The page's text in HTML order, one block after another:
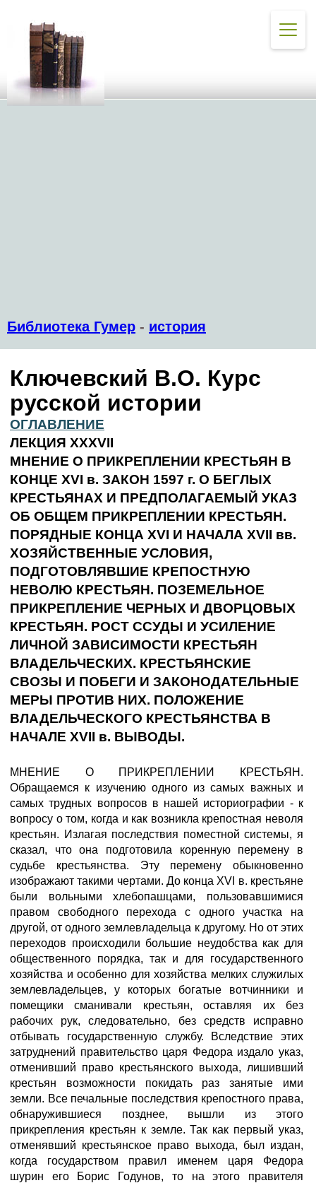
Библиотека Гумер - история
Ключевский В.О. Курс
русской истории
ОГЛАВЛЕНИЕ
ЛЕКЦИЯ XXXVII
МНЕНИЕ О ПРИКРЕПЛЕНИИ КРЕСТЬЯН В
КОНЦЕ XVI в. ЗАКОН 1597 г. О БЕГЛЫХ
КРЕСТЬЯНАХ И ПРЕДПОЛАГАЕМЫЙ УКАЗ
ОБ ОБЩЕМ ПРИКРЕПЛЕНИИ КРЕСТЬЯН.
ПОРЯДНЫЕ КОНЦА XVI И НАЧАЛА XVII вв.
ХОЗЯЙСТВЕННЫЕ УСЛОВИЯ,
ПОДГОТОВЛЯВШИЕ КРЕПОСТНУЮ
НЕВОЛЮ КРЕСТЬЯН. ПОЗЕМЕЛЬНОЕ
ПРИКРЕПЛЕНИЕ ЧЕРНЫХ И ДВОРЦОВЫХ
КРЕСТЬЯН. РОСТ ССУДЫ И УСИЛЕНИЕ
ЛИЧНОЙ ЗАВИСИМОСТИ КРЕСТЬЯН
ВЛАДЕЛЬЧЕСКИХ. КРЕСТЬЯНСКИЕ
СВОЗЫ И ПОБЕГИ И ЗАКОНОДАТЕЛЬНЫЕ
МЕРЫ ПРОТИВ НИХ. ПОЛОЖЕНИЕ
ВЛАДЕЛЬЧЕСКОГО КРЕСТЬЯНСТВА В
НАЧАЛЕ XVII в. ВЫВОДЫ.
МНЕНИЕ О ПРИКРЕПЛЕНИИ КРЕСТЬЯН.
Обращаемся к изучению одного из самых важных и
самых трудных вопросов в нашей историографии - к
вопросу о том, когда и как возникла крепостная неволя
крестьян. Излагая последствия поместной системы, я
сказал, что она подготовила коренную перемену в
судьбе крестьянства. Эту перемену обыкновенно
изображают такими чертами. До конца XVI в. крестьяне
были вольными хлебопашцами, пользовавшимися
правом свободного перехода с одного участка на
другой, от одного землевладельца к другому. Но от этих
переходов происходили большие неудобства как для
общественного порядка, так и для государственного
хозяйства и особенно для хозяйства мелких служилых
землевладельцев, у которых богатые вотчинники и
помещики сманивали крестьян, оставляя их без
рабочих рук, следовательно, без средств исправно
отбывать государственную службу. Вследствие этих
затруднений правительство царя Федора издало указ,
отменивший право крестьянского выхода, лишивший
крестьян возможности покидать раз занятые ими
земли. Все печальные последствия крепостного права,
обнаружившиеся позднее, вышли из этого
прикрепления крестьян к земле. Так как первый указ,
отменявший крестьянское право выхода, был издан,
когда государством правил именем царя Федора
шурин его Борис Годунов, то на этого правителя